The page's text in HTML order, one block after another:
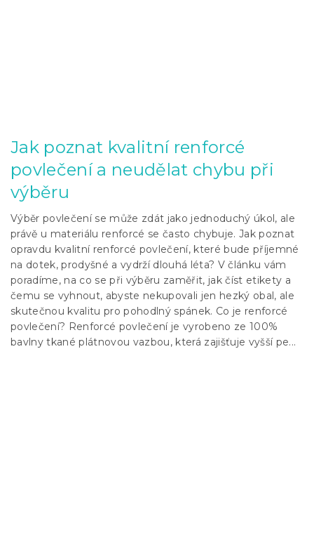
Jak poznat kvalitní renforcé
povlečení a neudělat chybu při
výběru
Výběr povlečení se může zdát jako jednoduchý úkol, ale
právě u materiálu renforcé se často chybuje. Jak poznat
opravdu kvalitní renforcé povlečení, které bude příjemné
na dotek, prodyšné a vydrží dlouhá léta? V článku vám
poradíme, na co se při výběru zaměřit, jak číst etikety a
čemu se vyhnout, abyste nekupovali jen hezký obal, ale
skutečnou kvalitu pro pohodlný spánek. Co je renforcé
povlečení? Renforcé povlečení je vyrobeno ze 100%
bavlny tkané plátnovou vazbou, která zajišťuje vyšší pe...